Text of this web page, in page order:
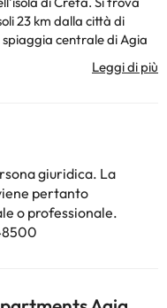
23 km dalla città di
centrale di Agia
trova a pochi passi dalla
a conduzione
della zona, con toni
offre una moltitudine di
le aspettative
a pagamento.
sono soggette a
giuridica. La
pertanto
o professionale.